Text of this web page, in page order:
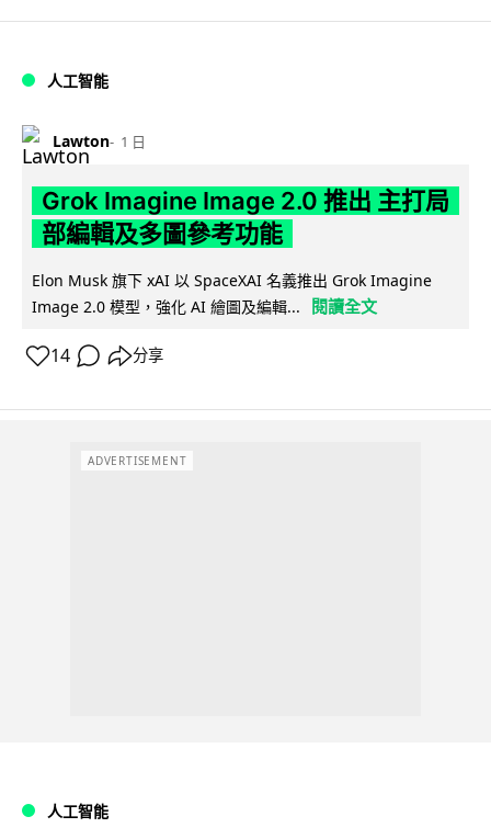
人工智能
Lawton 1 日
Grok Imagine Image 2.0 推出 主打局
部編輯及多圖參考功能
Elon Musk 旗下 xAI 以 SpaceXAI 名義推出 Grok Imagine
Image 2.0 模型，強化 AI 繪圖及編輯...
閱讀全文
14 分享
ADVERTISEMENT
人工智能